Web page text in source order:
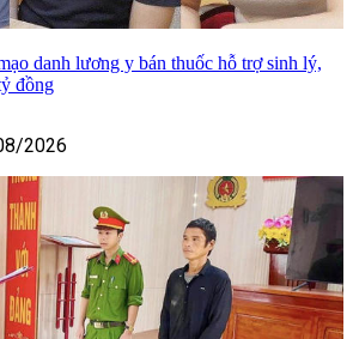
danh lương y bán thuốc hỗ trợ sinh lý,
đồng
2026